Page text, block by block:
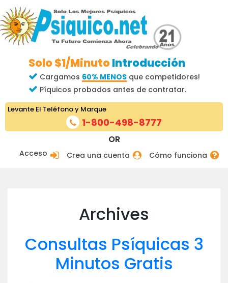
Solo $1/MinutoIntroducción
Cargamos 60% MENOSque competidores!
Píquicos probados antes de contratar.
Acceso Crea una cuenta Cómo funciona
OR
Levante El Teléfono y Marque
1-800-498-8777
Archives
Consultas Psíquicas 3
Minutos Gratis